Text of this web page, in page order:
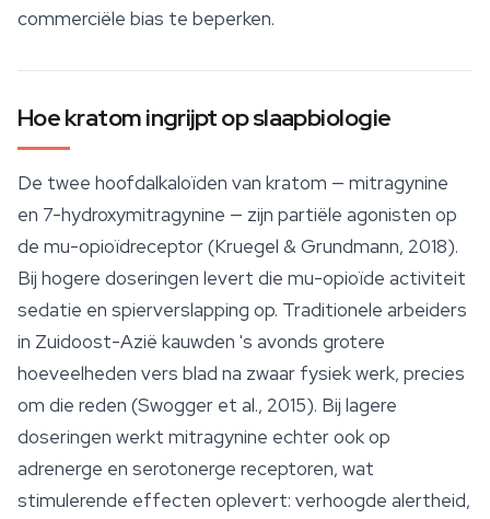
commerciële bias te beperken.
Hoe kratom ingrijpt op slaapbiologie
De twee hoofdalkaloïden van kratom — mitragynine
en 7-hydroxymitragynine — zijn partiële agonisten op
de mu-opioïdreceptor (Kruegel & Grundmann, 2018).
Bij hogere doseringen levert die mu-opioïde activiteit
sedatie en spierverslapping op. Traditionele arbeiders
in Zuidoost-Azië kauwden 's avonds grotere
hoeveelheden vers blad na zwaar fysiek werk, precies
om die reden (Swogger et al., 2015). Bij lagere
doseringen werkt mitragynine echter ook op
adrenerge en serotonerge receptoren, wat
stimulerende effecten oplevert: verhoogde alertheid,